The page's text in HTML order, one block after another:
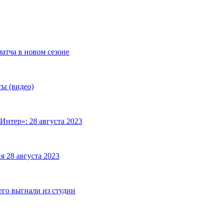
в новом сезоне
(видео)
28 августа 2023
28 августа 2023
выгнали из студии